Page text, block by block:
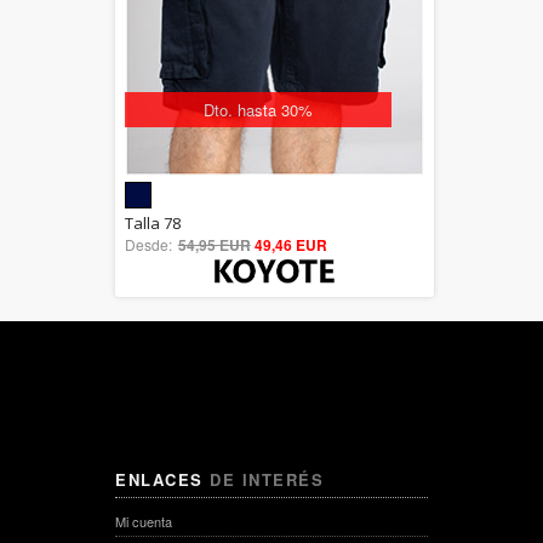
Dto. hasta 30%
out of 5
Talla 78
Desde: 54,95 EUR49,46 EUR
ENLACES DE INTERÉS
Mi cuenta